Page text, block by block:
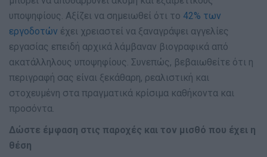
υποψηφίους. Αξίζει να σημειωθεί ότι το 42% των
εργοδοτών έχει χρειαστεί να ξαναγράψει αγγελίες
εργασίας επειδή αρχικά λάμβαναν βιογραφικά από
ακατάλληλους υποψηφίους. Συνεπώς, βεβαιωθείτε ότι η
περιγραφή σας είναι ξεκάθαρη, ρεαλιστική και
στοχευμένη στα πραγματικά κρίσιμα καθήκοντα και
προσόντα.
Δώστε έμφαση στις παροχές και τον μισθό που έχει η
θέση